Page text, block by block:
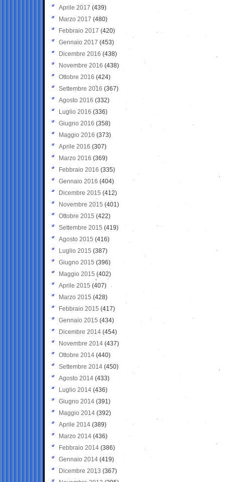
Aprile 2017 (439)
Marzo 2017 (480)
Febbraio 2017 (420)
Gennaio 2017 (453)
Dicembre 2016 (438)
Novembre 2016 (438)
Ottobre 2016 (424)
Settembre 2016 (367)
Agosto 2016 (332)
Luglio 2016 (336)
Giugno 2016 (358)
Maggio 2016 (373)
Aprile 2016 (307)
Marzo 2016 (369)
Febbraio 2016 (335)
Gennaio 2016 (404)
Dicembre 2015 (412)
Novembre 2015 (401)
Ottobre 2015 (422)
Settembre 2015 (419)
Agosto 2015 (416)
Luglio 2015 (387)
Giugno 2015 (396)
Maggio 2015 (402)
Aprile 2015 (407)
Marzo 2015 (428)
Febbraio 2015 (417)
Gennaio 2015 (434)
Dicembre 2014 (454)
Novembre 2014 (437)
Ottobre 2014 (440)
Settembre 2014 (450)
Agosto 2014 (433)
Luglio 2014 (436)
Giugno 2014 (391)
Maggio 2014 (392)
Aprile 2014 (389)
Marzo 2014 (436)
Febbraio 2014 (386)
Gennaio 2014 (419)
Dicembre 2013 (367)